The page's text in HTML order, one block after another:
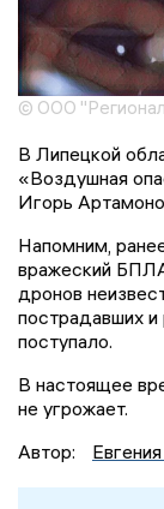
© ООО
В Липецкой
«Воздушная
Игорь
Напомним,
вражеский
дронов
пострадавших
поступало.
В настоящее
не угрожает.
Автор: